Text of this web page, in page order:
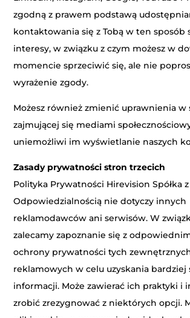
zgodną z prawem podstawą
kontaktowania się z Tobą w ten sposób
interesy, w związku z czym możesz w
momencie sprzeciwić się, ale nie
wyrażenie zgody.
Możesz również zmienić uprawnienia
zajmującej się mediami
uniemożliwi im wyświetlanie naszych
Zasady prywatności stron trzecich
Polityka Prywatności Hirevision Spółka
Odpowiedzialnością nie dotyczy innych
reklamodawców ani serwisów. W
zalecamy zapoznanie się z
ochrony prywatności tych
reklamowych w celu uzyskania bardziej
informacji. Może zawierać ich praktyki i
zrobić zrezygnować z niektórych opcji.